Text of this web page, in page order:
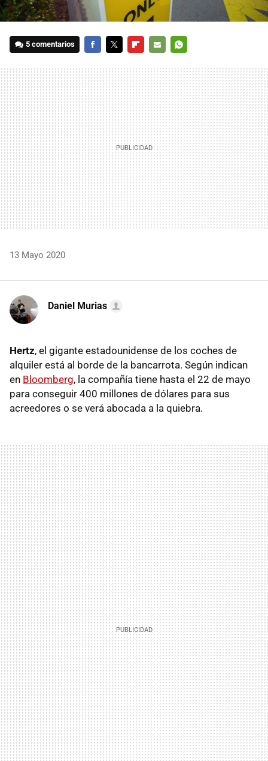
5 comentarios
MAIL
13 Mayo 2020
Daniel Murias
Hertz, el gigante estadounidense de los coches de
alquiler está al borde de la bancarrota. Según indican
en Bloomberg, la compañía tiene hasta el 22 de mayo
para conseguir 400 millones de dólares para sus
acreedores o se verá abocada a la quiebra.